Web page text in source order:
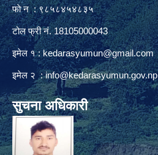
फाे न : ९८५८४५४८३५
टोल फ्री नं. 18105000043
इमेल १ :kedarasyumun@gmail.com
इमेल २ :info@kedarasyumun.gov.np
सुचना अधिकारी